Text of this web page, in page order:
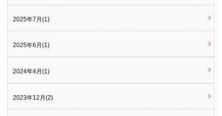
2025年7月(1)
2025年6月(1)
2024年4月(1)
2023年12月(2)